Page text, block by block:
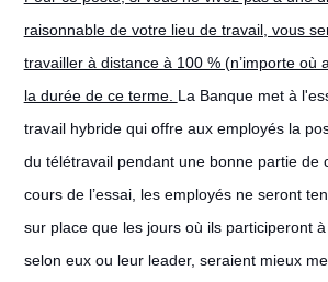
raisonnable de votre lieu de travail, vous
travailler à distance à 100 % (n’importe où
la durée de ce terme. La Banque met à
travail hybride qui offre aux employés la
du télétravail pendant une bonne partie de
cours de l’essai, les employés ne seront
sur place que les jours où ils participeront à
selon eux ou leur leader, seraient mieux